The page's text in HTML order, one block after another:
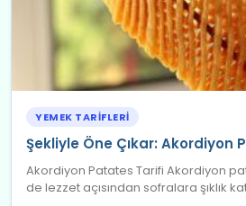
YEMEK TARIFLERI
Şekliyle Öne Çıkar: Akordiyon
Akordiyon Patates Tarifi Akordiyon
de lezzet açısından sofralara şıklık